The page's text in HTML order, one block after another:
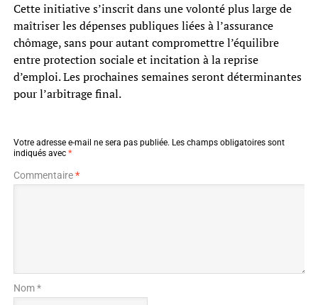
Cette initiative s’inscrit dans une volonté plus large de
maîtriser les dépenses publiques liées à l’assurance
chômage, sans pour autant compromettre l’équilibre
entre protection sociale et incitation à la reprise
d’emploi. Les prochaines semaines seront déterminantes
pour l’arbitrage final.
Votre adresse e-mail ne sera pas publiée. Les champs obligatoires sont
indiqués avec *
Commentaire*
Nom *